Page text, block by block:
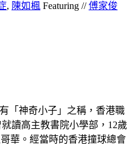
, 陳如楓 Featuring //傅家俊
「神奇小子」之稱，香港職
讀高主教書院小學部，12歲
華。經當時的香港撞球總會